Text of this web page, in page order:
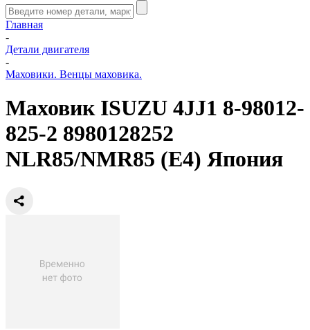
Главная
-
Детали двигателя
-
Маховики. Венцы маховика.
Маховик ISUZU 4JJ1 8-98012-
825-2 8980128252
NLR85/NMR85 (E4) Япония